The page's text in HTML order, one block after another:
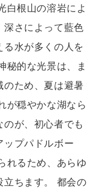
白根山の溶岩によ
深さによって藍色
水が多くの人を
秘的な光景は、ま
のため、夏は避暑
が穏やかな湖なら
が、初心者でも
プパドルボー
れるため、あらゆ
立ちます。 都会の